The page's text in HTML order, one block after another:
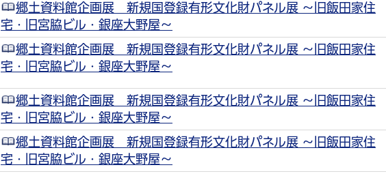
郷土資料館企画展 新規国登録有形文化財パネル展 ～旧飯田家住
宅・旧宮脇ビル・銀座大野屋～
郷土資料館企画展 新規国登録有形文化財パネル展 ～旧飯田家住
宅・旧宮脇ビル・銀座大野屋～
郷土資料館企画展 新規国登録有形文化財パネル展 ～旧飯田家住
宅・旧宮脇ビル・銀座大野屋～
郷土資料館企画展 新規国登録有形文化財パネル展 ～旧飯田家住
宅・旧宮脇ビル・銀座大野屋～